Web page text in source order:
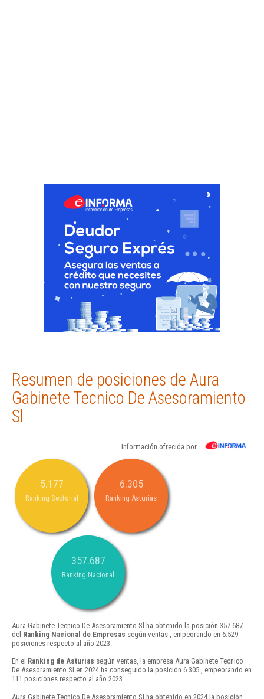
Resumen de posiciones de Aura
Gabinete Tecnico De Asesoramiento
Sl
Información ofrecida por
5.177
Ranking Sectorial
6.305
Ranking Asturias
357.687
Ranking Nacional
Aura Gabinete Tecnico De Asesoramiento Sl ha obtenido la posición 357.687
del Ranking Nacional de Empresas según ventas , empeorando en 6.529
posiciones respecto al año 2023.
En el Ranking de Asturias según ventas, la empresa Aura Gabinete Tecnico
De Asesoramiento Sl en 2024 ha conseguido la posición 6.305 , empeorando en
111 posiciones respecto al año 2023.
Aura Gabinete Tecnico De Asesoramiento Sl ha obtenido en 2024 la posición